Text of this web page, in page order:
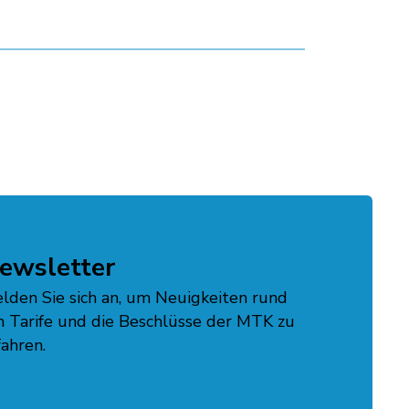
Sie sich an, um Neuigkeiten rund
Tarife und die Beschlüsse der MTK zu